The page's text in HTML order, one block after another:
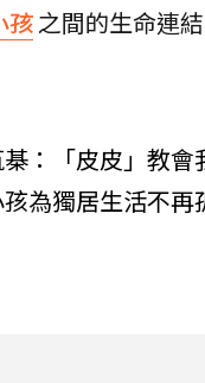
孩之間的生命連
：「皮皮」教會
為獨居生活不再